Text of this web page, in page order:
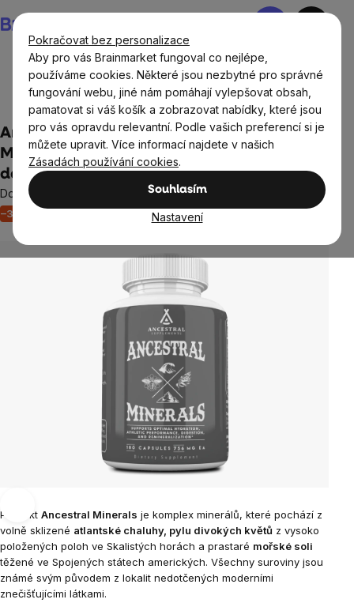
Pokračovat bez personalizace
Aby pro vás Brainmarket fungoval co nejlépe,
používáme cookies. Některé jsou nezbytné pro správné
fungování webu, jiné nám pomáhají vylepšovat obsah,
pamatovat si váš košík a zobrazovat nabídky, které jsou
pro vás opravdu relevantní. Podle vašich preferencí si je
můžete upravit. Více informací najdete v našich
Zásadách používání cookies.
Souhlasím
Nastavení
na
obsah
Nákupní
Doplňky stravy a výživa
Ancestral Supplements, Ancestral
Minerals, komplex minerálů, 180 kapslí, 30
dávek
Doplněk stravy
–33 %
Průměrné
5
hvězdiček.
Neohodnoceno
Produkt Ancestral Minerals je komplex minerálů, které pochází z
volně sklizené atlantské chaluhy, pylu divokých květů z vysoko
položených poloh ve Skalistých horách a prastaré mořské soli
těžené ve Spojených státech amerických. Všechny suroviny jsou
známé svým původem z lokalit nedotčených moderními
znečišťujícími látkami.